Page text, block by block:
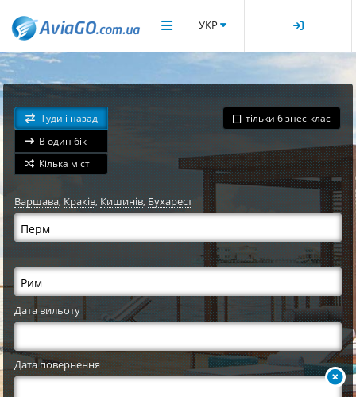
УКР
Туди і назад
В один бік
Кілька міст
тільки бізнес-клас
Варшава,Краків, Кишинів, Бухарест
Дата вильоту
Дата повернення